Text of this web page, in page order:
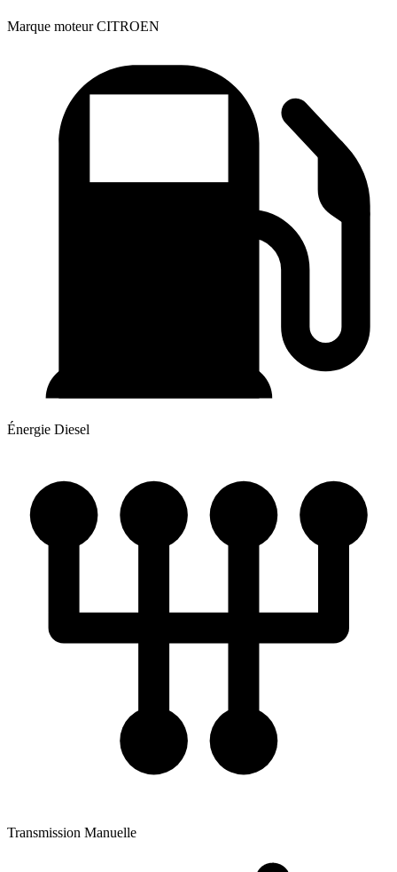
Marque moteur CITROEN
Énergie Diesel
Transmission Manuelle